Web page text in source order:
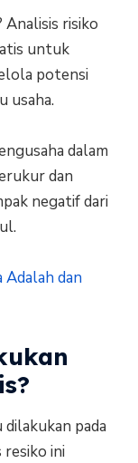
Analisis risiko
untuk
potensi
usaha.
dalam
dan
negatif dari
Adalah dan
pada
resiko ini